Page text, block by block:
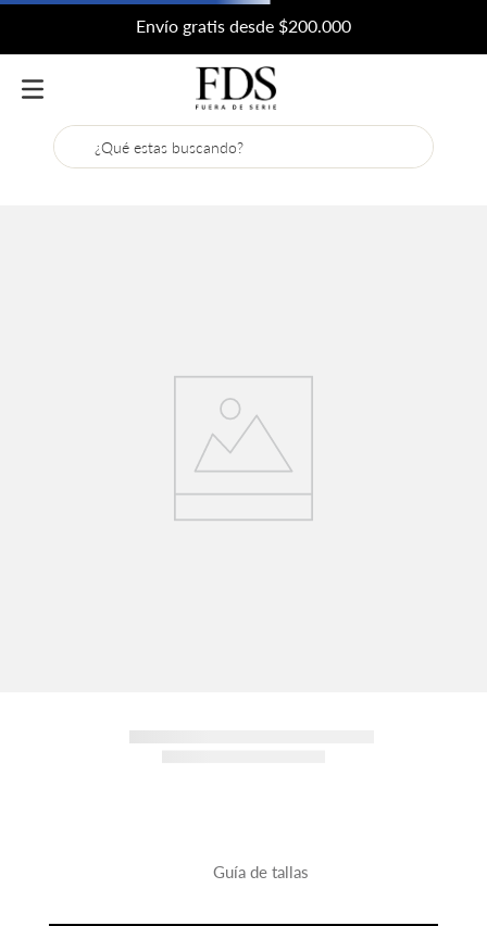
Envío gratis desde $200.000
¿Qué estas buscando?
Guía de tallas